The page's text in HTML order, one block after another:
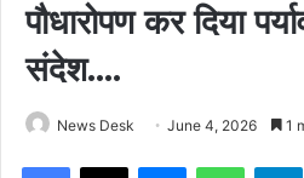
पौधारोपण कर दिया
संदेश….
News Desk June 4, 2026 1
Facebook
X Messenger